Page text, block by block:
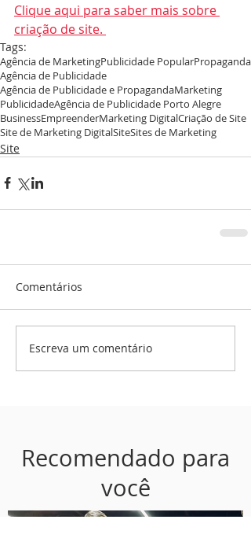
Clique aqui para saber mais sobre
criação de site.
Tags:
Agência de MarketingPublicidade PopularPropaganda
Agência de Publicidade
Agência de Publicidade e PropagandaMarketing
PublicidadeAgência de Publicidade Porto Alegre
BusinessEmpreenderMarketing DigitalCriação de Site
Site de Marketing DigitalSiteSites de Marketing
Site
Comentários
Escreva um comentário
Recomendado para
você